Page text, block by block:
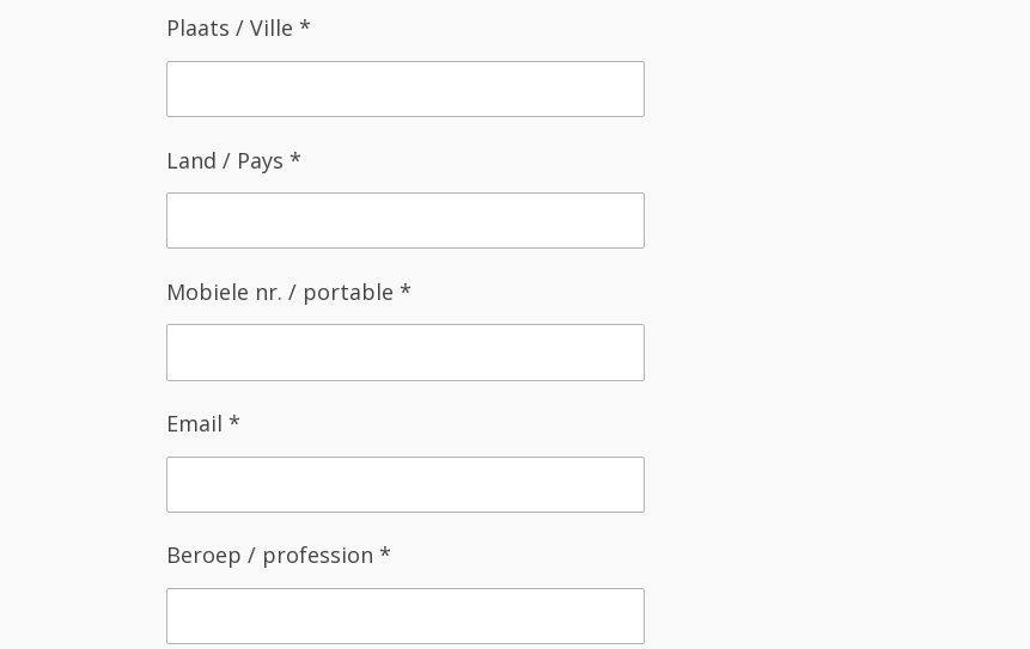
Plaats / Ville *
Land / Pays *
Mobiele nr. / portable *
Email *
Beroep / profession *